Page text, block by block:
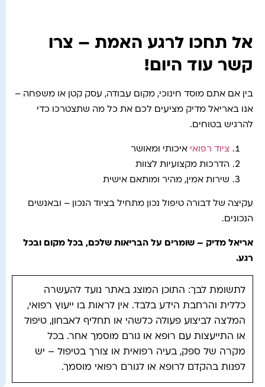
אל תחכו לרגע האמת – צרו
קשר עוד היום!
בין אם אתם מוסד חינוכי, מקום עבודה, עסק קטן או משפחה –
אנו באריאל מדיק מציעים לכם את כל מה שתצטרכו כדי
להרגיש בטוחים.
ציוד רפואי איכותי ומאושר
הדרכות מקצועיות לצוות
שירות אמין, מהיר ומותאם אישית
עקיצה של דבורה טיפול נכון מתחיל בציוד הנכון – ובאנשים
הנכונים.
אריאל מדיק – שומרים על הבריאות שלכם, בכל מקום ובכל
רגע.
לתשומת לבך: התוכן המוצג באתר נועד להעשרה
כללית והרחבת הידע בלבד. אין לראות בו ייעוץ רפואי,
המלצה לביצוע פעולה כלשהי או תחליף לאבחון, טיפול
או התייעצות עם רופא או גורם מוסמך אחר. בכל
מקרה של ספק, בעיה רפואית או צורך בטיפול – יש
לפנות בהקדם לרופא או לגורם רפואי מוסמך.